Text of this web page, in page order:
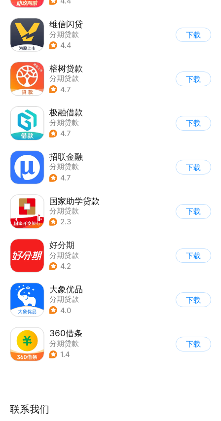
维信闪贷
分期贷款
4.4
下载
榕树贷款
分期贷款
4.7
下载
极融借款
分期贷款
4.7
下载
招联金融
分期贷款
4.7
下载
国家助学贷款
分期贷款
2.3
下载
好分期
分期贷款
4.2
下载
大象优品
分期贷款
4.0
下载
360借条
分期贷款
1.4
下载
联系我们